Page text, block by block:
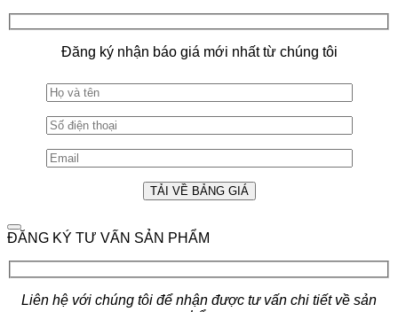
Đăng ký nhận báo giá mới nhất từ chúng tôi
ĐĂNG KÝ TƯ VẤN SẢN PHẨM
Liên hệ với chúng tôi để nhận được tư vấn chi tiết về sản